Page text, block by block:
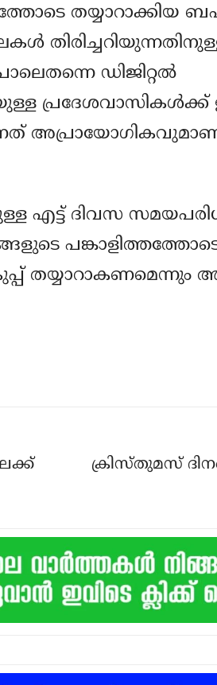
തയ്യാറാക്കിയ
ഡിജിറ്റല്‍
എട്ട് ദിവസ
ക്രിസ്തുമസ്